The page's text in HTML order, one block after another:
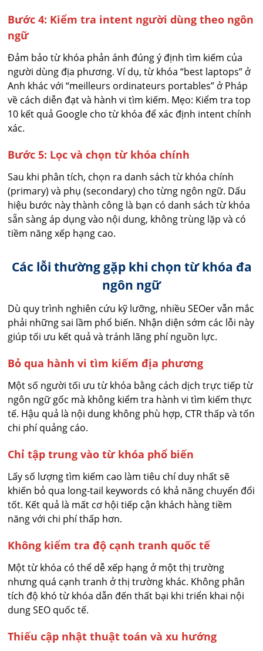
Bước 4: Kiểm tra intent người dùng theo ngôn
ngữ
Đảm bảo từ khóa phản ánh đúng ý định tìm kiếm của
người dùng địa phương. Ví dụ, từ khóa “best laptops” ở
Anh khác với “meilleurs ordinateurs portables” ở Pháp
về cách diễn đạt và hành vi tìm kiếm. Mẹo: Kiểm tra top
10 kết quả Google cho từ khóa để xác định intent chính
xác.
Bước 5: Lọc và chọn từ khóa chính
Sau khi phân tích, chọn ra danh sách từ khóa chính
(primary) và phụ (secondary) cho từng ngôn ngữ. Dấu
hiệu bước này thành công là bạn có danh sách từ khóa
sẵn sàng áp dụng vào nội dung, không trùng lặp và có
tiềm năng xếp hạng cao.
Các lỗi thường gặp khi chọn từ khóa đa
ngôn ngữ
Dù quy trình nghiên cứu kỹ lưỡng, nhiều SEOer vẫn mắc
phải những sai lầm phổ biến. Nhận diện sớm các lỗi này
giúp tối ưu kết quả và tránh lãng phí nguồn lực.
Bỏ qua hành vi tìm kiếm địa phương
Một số người tối ưu từ khóa bằng cách dịch trực tiếp từ
ngôn ngữ gốc mà không kiểm tra hành vi tìm kiếm thực
tế. Hậu quả là nội dung không phù hợp, CTR thấp và tốn
chi phí quảng cáo.
Chỉ tập trung vào từ khóa phổ biến
Lấy số lượng tìm kiếm cao làm tiêu chí duy nhất sẽ
khiến bỏ qua long-tail keywords có khả năng chuyển đổi
tốt. Kết quả là mất cơ hội tiếp cận khách hàng tiềm
năng với chi phí thấp hơn.
Không kiểm tra độ cạnh tranh quốc tế
Một từ khóa có thể dễ xếp hạng ở một thị trường
nhưng quá cạnh tranh ở thị trường khác. Không phân
tích độ khó từ khóa dẫn đến thất bại khi triển khai nội
dung SEO quốc tế.
Thiếu cập nhật thuật toán và xu hướng